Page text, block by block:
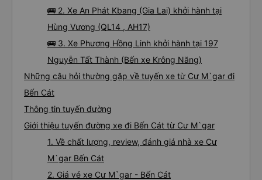
🚌 2. Xe An Phát Kbang (Gia Lai) khởi hành tại
Hùng Vương (QL14 , AH17)
🚌 3. Xe Phương Hồng Linh khởi hành tại 197
Nguyễn Tất Thành (Bến xe Krông Năng)
Những câu hỏi thường gặp về tuyến xe từ Cư M`gar đi
Bến Cát
Thông tin tuyến đường
Giới thiệu tuyến đường xe đi Bến Cát từ Cư M`gar
1. Về chất lượng, review, đánh giá nhà xe Cư
M`gar Bến Cát
2. Giá vé xe Cư M`gar - Bến Cát